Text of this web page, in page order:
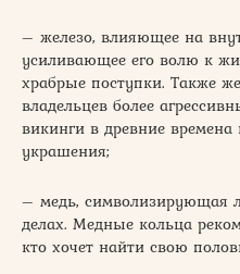
– железо, влияющее на
усиливающее его волю к
храбрые поступки. Также
владельцев более
викинги в древние
украшения;
– медь, символизирующая
делах. Медные кольца
кто хочет найти свою